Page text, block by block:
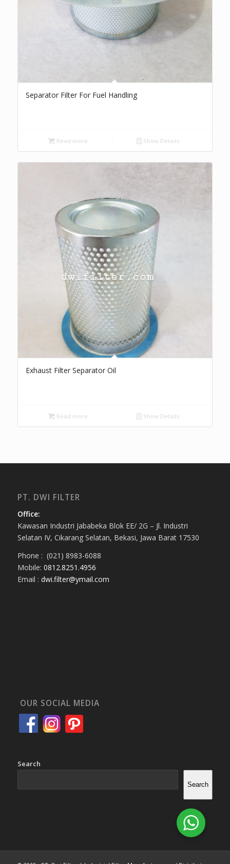
Separator Filter For Fuel Handling
Read more Show Details
Exhaust Filter Separator Oil
Read more Show Details
PT. DWI FILTER
Office:
Kawasan Industri Jababeka Blok EE/ 2G – Jl. Industri
Selatan IV, Cikarang Selatan, Bekasi, Jawa Barat 17530
Phone : (021) 8983-6088
Mobile: 0812.8251.4956
Email : dwi.filter@ymail.com
OUR SOCIAL MEDIA
Search
Search